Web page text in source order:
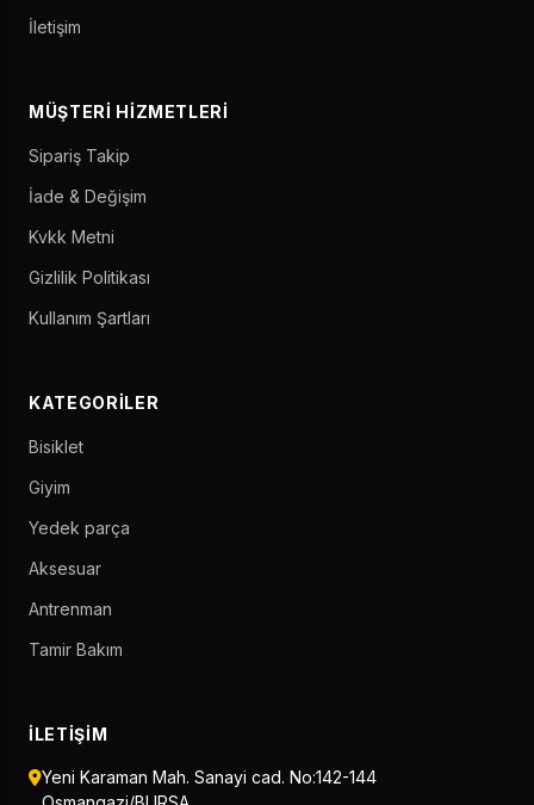
İletişim
MÜŞTERI HIZMETLERI
Sipariş Takip
İade & Değişim
Kvkk Metni
Gizlilik Politikası
Kullanım Şartları
KATEGORILER
Bisiklet
Giyim
Yedek parça
Aksesuar
Antrenman
Tamir Bakım
İLETIŞIM
Yeni Karaman Mah. Sanayi cad. No:142-144